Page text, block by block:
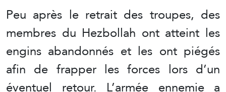
Peu après le retrait des troupes, des
membres du Hezbollah ont atteint les
engins abandonnés et les ont piégés
afin de frapper les forces lors d’un
éventuel retour. L’armée ennemie a